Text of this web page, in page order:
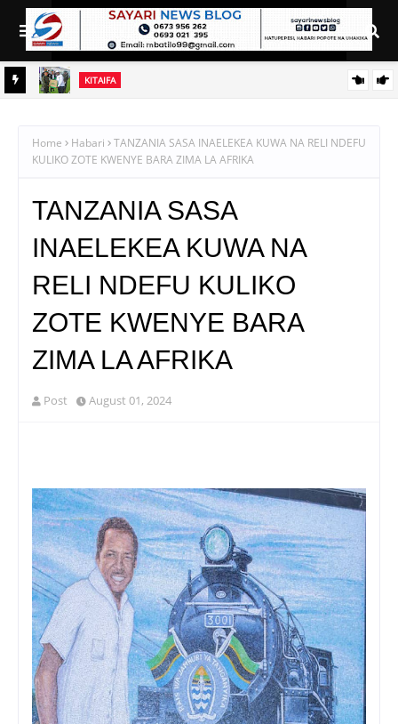
KITAIFA
Home Habari
TANZANIA SASA INAELEKEA KUWA NA RELI NDEFU
KULIKO ZOTE KWENYE BARA ZIMA LA AFRIKA
TANZANIA SASA
INAELEKEA KUWA NA
RELI NDEFU KULIKO
ZOTE KWENYE BARA
ZIMA LA AFRIKA
Post August 01, 2024